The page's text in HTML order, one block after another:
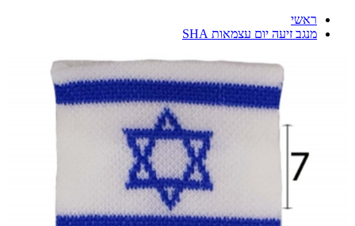
ראשי
מנגב זיעה יום עצמאות SHA